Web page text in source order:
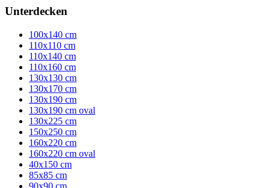
Unterdecken
100x140 cm
110x110 cm
110x140 cm
110x160 cm
130x130 cm
130x170 cm
130x190 cm
130x190 cm oval
130x225 cm
150x250 cm
160x220 cm
160x220 cm oval
40x150 cm
85x85 cm
90x90 cm